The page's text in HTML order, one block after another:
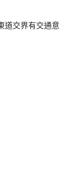
道交界有交通意